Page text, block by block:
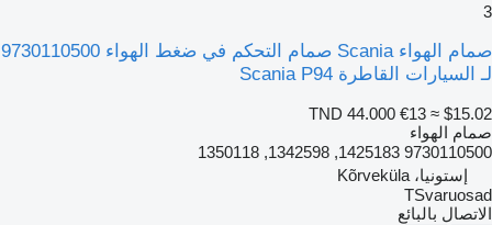
3
صمام الهواء Scania صمام التحكم في ضغط الهواء 9730110500
لـ السيارات القاطرة Scania P94
TND 44.000 €13 ≈ $15.02
صمام الهواء
9730110500 1425183, 1342598, 1350118
إستونيا، Kõrveküla
TSvaruosad
الاتصال بالبائع